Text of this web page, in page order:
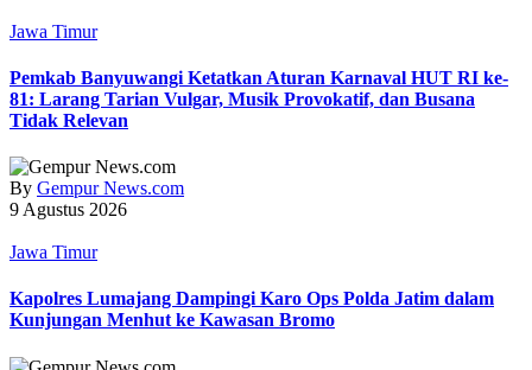
Jawa Timur
Pemkab Banyuwangi Ketatkan Aturan Karnaval HUT RI ke-
81: Larang Tarian Vulgar, Musik Provokatif, dan Busana
Tidak Relevan
By Gempur News.com
9 Agustus 2026
Jawa Timur
Kapolres Lumajang Dampingi Karo Ops Polda Jatim dalam
Kunjungan Menhut ke Kawasan Bromo